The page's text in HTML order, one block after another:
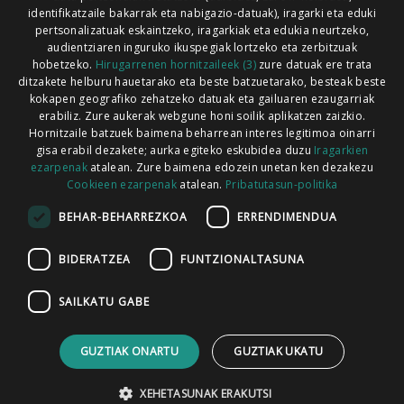
Codesyntaxek garatua
HARREMANETARAKO
identifikatzaile bakarrak eta nabigazio-datuak), iragarki eta eduki
pertsonalizatuak eskaintzeko, iragarkiak eta edukia neurtzeko,
audientziaren inguruko ikuspegiak lortzeko eta zerbitzuak
hobetzeko. Hirugarrenen hornitzaileek (3)zure datuak ere trata
ditzakete helburu hauetarako eta beste batzuetarako, besteak beste
kokapen geografiko zehatzeko datuak eta gailuaren ezaugarriak
erabiliz. Zure aukerak webgune honi soilik aplikatzen zaizkio.
Hornitzaile batzuek baimena beharrean interes legitimoa oinarri
gisa erabil dezakete; aurka egiteko eskubidea duzu Iragarkien
ezarpenakatalean. Zure baimena edozein unetan ken dezakezu
Cookieen ezarpenak atalean. Pribatutasun-politika
BEHAR-BEHARREZKOA ERRENDIMENDUA
BIDERATZEA FUNTZIONALTASUNA
SAILKATU GABE
GUZTIAK ONARTU GUZTIAK UKATU
XEHETASUNAK ERAKUTSI